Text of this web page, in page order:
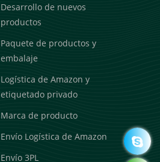
Desarrollo de nuevos
productos
Paquete de productos y
embalaje
Logística de Amazon y
etiquetado privado
Marca de producto
Envío Logística de Amazon
Envío 3PL